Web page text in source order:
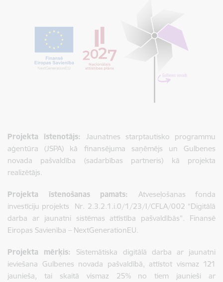
Projekta īstenotājs:
Jaunatnes starptautisko programmu
aģentūra (JSPA) kā finansējuma saņēmējs un Gulbenes
novada pašvaldība (sadarbības partneris) kā projekta
realizētājs.
Projekta īstenošanas pamats: Atveseļošanas fonda
investīciju projekts Nr. 2.3.2.1.i.0/1/23/I/CFLA/002 “Digitālā
darba ar jaunatni sistēmas attīstība pašvaldībās”. Finansē
Eiropas Savienība – NextGenerationEU.
Projekta mērķis: Sistemātiska digitālā darba ar jaunatni
ieviešana Gulbenes novada pašvaldībā, attīstot vismaz 121
jaunieša, tai skaitā vismaz 25% no tiem jaunieši ar